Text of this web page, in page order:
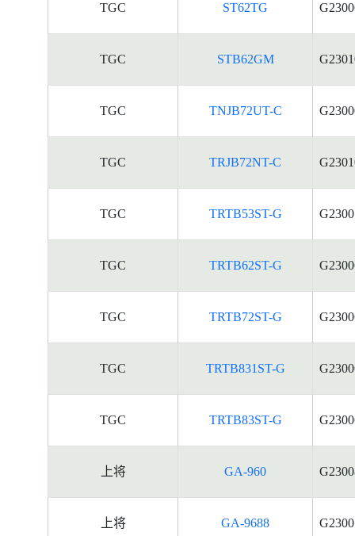
TGC ST62TG
TGC STB62GM
TGC TNJB72UT-C
TGC TRJB72NT-C
TGC TRTB53ST-G
TGC TRTB62ST-G
TGC TRTB72ST-G
TGC TRTB831ST-G
TGC TRTB83ST-G
上将 GA-960
上将 GA-9688